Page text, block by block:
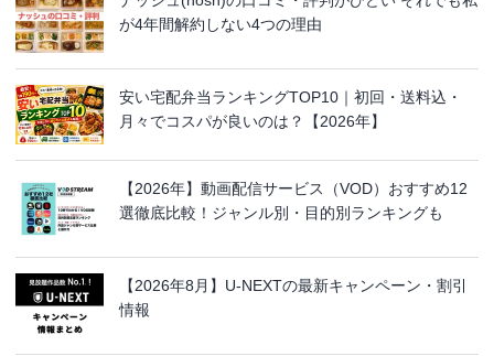
が4年間解約しない4つの理由
安い宅配弁当ランキングTOP10｜初回・送料込・
月々でコスパが良いのは？【2026年】
【2026年】動画配信サービス（VOD）おすすめ12
選徹底比較！ジャンル別・目的別ランキングも
【2026年8月】U-NEXTの最新キャンペーン・割引
情報